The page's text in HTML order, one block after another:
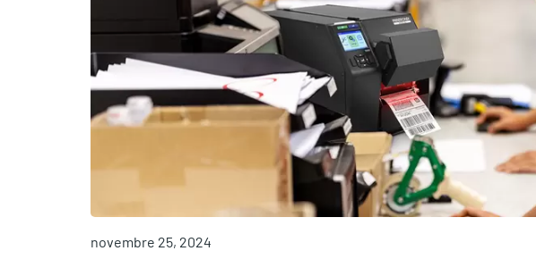
novembre 25, 2024